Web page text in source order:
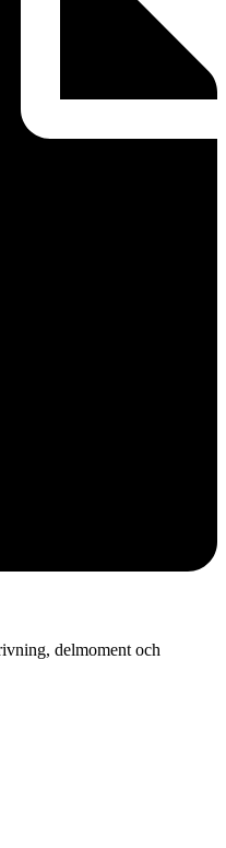
delmoment och